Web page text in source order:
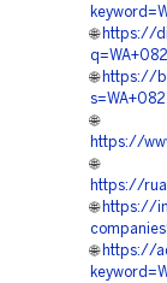
🌐 https://
🌐 https://
🌐
https://
🌐
https://
🌐 https://
🌐 https://